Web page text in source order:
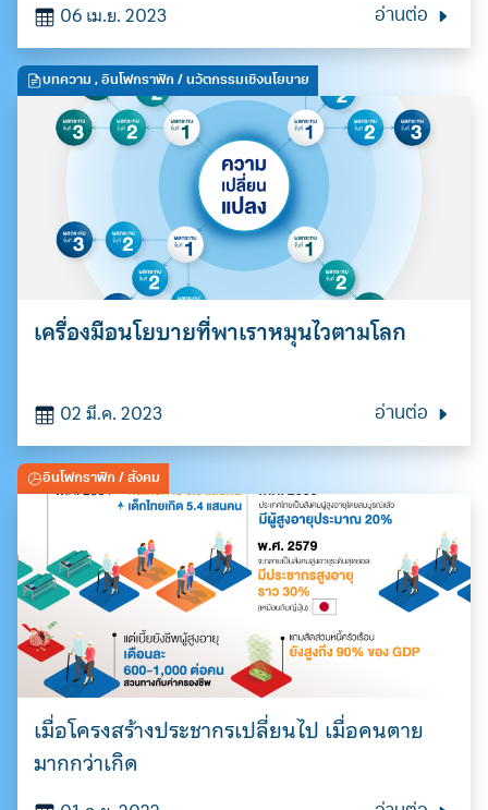
Search
06 เม.ย. 2023 อ่านต่อ
บทความ , อินโฟกราฟิก / นวัตกรรมเชิงนโยบาย
เครื่องมือนโยบายที่พาเราหมุนไวตามโลก
02 มี.ค. 2023 อ่านต่อ
อินโฟกราฟิก / สังคม
เมื่อโครงสร้างประชากรเปลี่ยนไป เมื่อคนตาย
มากกว่าเกิด